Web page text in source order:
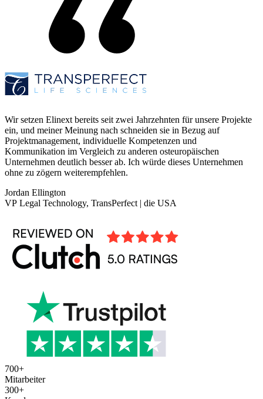
Wir setzen Elinext bereits seit zwei Jahrzehnten für unsere Projekte
ein, und meiner Meinung nach schneiden sie in Bezug auf
Projektmanagement, individuelle Kompetenzen und
Kommunikation im Vergleich zu anderen osteuropäischen
Unternehmen deutlich besser ab. Ich würde dieses Unternehmen
ohne zu zögern weiterempfehlen.
Jordan Ellington
VP Legal Technology, TransPerfect | die USA
700+
Mitarbeiter
300+